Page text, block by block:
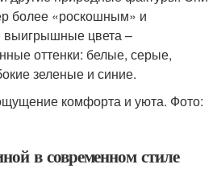
более «роскошным» и
цвета –
оттенки: белые, серые,
зеленые и синие.
комфорта и уюта. Фото:
в современном стиле